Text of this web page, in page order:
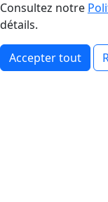
Consultez notre
détails.
Accepter tout